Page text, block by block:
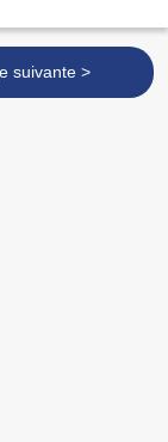
suivante >